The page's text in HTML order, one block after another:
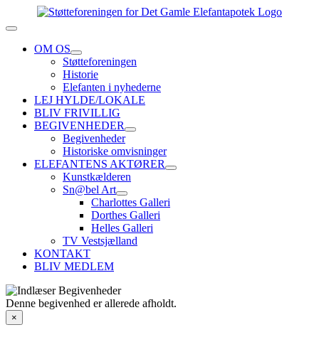
to
Toggle
NavigationOM OS
Støtteforeningen
Historie
Elefanten i nyhederne
LEJ HYLDE/LOKALE
BLIV FRIVILLIG
BEGIVENHEDER
Begivenheder
Historiske omvisninger
ELEFANTENS AKTØRER
Kunstkælderen
Sn@bel Art
Charlottes Galleri
Dorthes Galleri
Helles Galleri
TV Vestsjælland
KONTAKT
BLIV MEDLEM
Denne begivenhed er allerede afholdt.
×